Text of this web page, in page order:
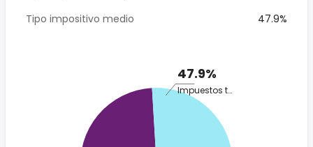
Tipo impositivo medio
47.9%
47.9%
Impuestos totales